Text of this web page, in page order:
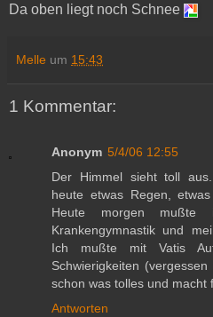
Da oben liegt noch Schnee
Melle um 15:43
1 Kommentar:
Anonym 5/4/06 12:55
Der Himmel sieht toll
heute etwas Regen,
Heute morgen
Krankengymnastik und
Ich mußte mit Vatis
Schwierigkeiten
schon was tolles und macht
Antworten